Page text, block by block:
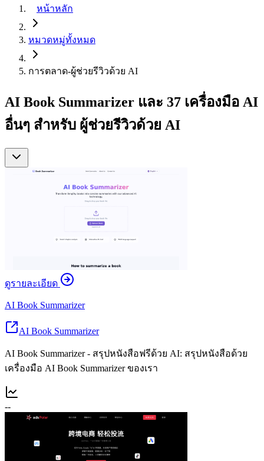
หน้าหลัก
หมวดหมู่ทั้งหมด
การตลาด-ผู้ช่วยรีวิวด้วย AI
AI Book Summarizer และ 37 เครื่องมือ AI
อื่นๆ สำหรับ ผู้ช่วยรีวิวด้วย AI
ดูรายละเอียด
AI Book Summarizer
AI Book Summarizer
AI Book Summarizer - สรุปหนังสือฟรีด้วย AI: สรุปหนังสือด้วย
เครื่องมือ AI Book Summarizer ของเรา
--